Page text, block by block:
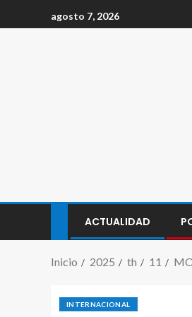
agosto 7, 2026
ACTUALIDAD
Inicio 2025 th 11
INTERNACIONAL